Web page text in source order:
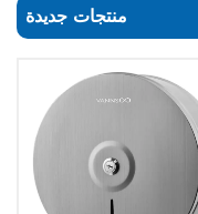
منتجات جديدة